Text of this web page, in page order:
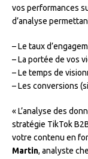
vos performances
d’analyse
– Le taux
– La portée de vos
– Le temps de
– Les conversions
« L’analyse des
stratégie TikTok
votre contenu en
Martin, analyste